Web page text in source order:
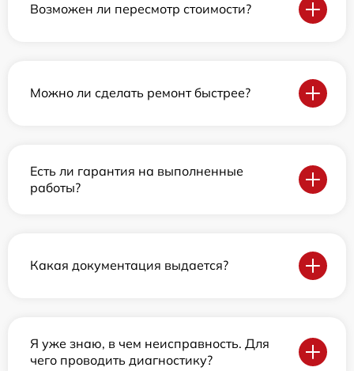
Возможен ли пересмотр стоимости?
Можно ли сделать ремонт быстрее?
Есть ли гарантия на выполненные
работы?
Какая документация выдается?
Я уже знаю, в чем неисправность. Для
чего проводить диагностику?